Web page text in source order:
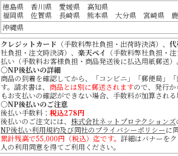
徳島県 香川県 愛媛県 高知県
福岡県 佐賀県 長崎県 熊本県 大分県 宮崎県 鹿
沖縄県
クレジットカード （手数料弊社負担・出荷時決済）、 代
社負担・注文時決済）、 楽天ペイ （手数料弊社負担・注
払い（手数料お客様負担・商品発送後に払込用紙郵送）
○NP後払いの詳細
商品の到着を確認してから、「コンビニ」「郵便局」
す。請求書は、 商品とは別に郵送されますので、発行
もお支払いの確認ができない場合、手数料が加算される
○NP後払いのご注意
後払い手数料： 税込278円
後払いのご注文には、 株式会社ネットプロテクションズ
NP後払い利用規約及び同社のプライバシーポリシーに
累計残高で55,000円（税込）迄です。 詳細はバナーを
人の利用同意を得てご利用ください。